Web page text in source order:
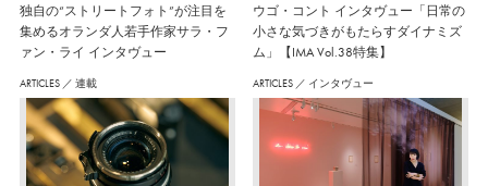
独自の“ストリートフォト”が注目を
集めるオランダ人若手作家サラ・フ
ァン・ライ インタヴュー
ウゴ・コント インタヴュー「日常の
小さな気づきがもたらすダイナミズ
ム」【IMA Vol.38特集】
ARTICLES ／ 連載 ARTICLES ／ インタヴュー